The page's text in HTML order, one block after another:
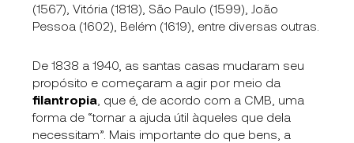
(1567), Vitória (1818), São Paulo (1599), João
Pessoa (1602), Belém (1619), entre diversas outras.
De 1838 a 1940, as santas casas mudaram seu
propósito e começaram a agir por meio da
filantropia , que é, de acordo com a CMB, uma
forma de “tornar a ajuda útil àqueles que dela
necessitam”. Mais importante do que bens, a